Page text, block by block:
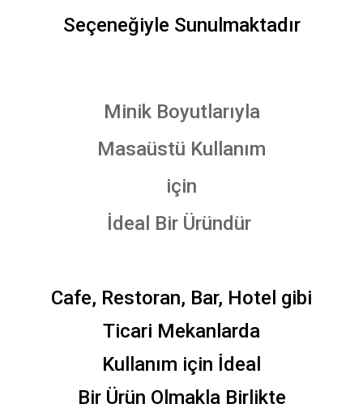
Seçeneğiyle Sunulmaktadır
Minik Boyutlarıyla
Masaüstü Kullanım
için
İdeal Bir Üründür
Cafe, Restoran, Bar, Hotel gibi
Ticari Mekanlarda
Kullanım için İdeal
Bir Ürün Olmakla Birlikte